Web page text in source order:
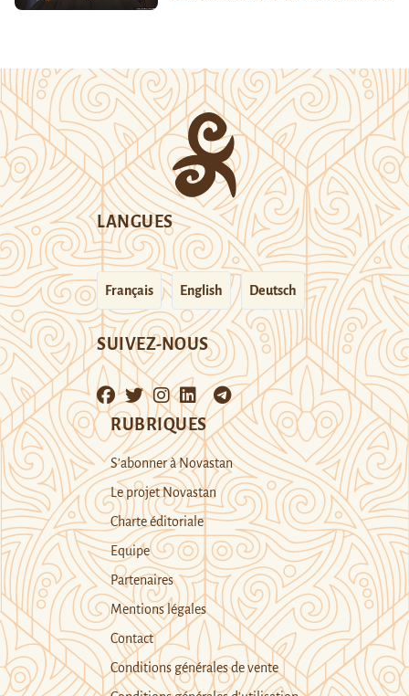
LANGUES
Français English Deutsch
SUIVEZ-NOUS
RUBRIQUES
S’abonner à Novastan
Le projet Novastan
Charte éditoriale
Equipe
Partenaires
Mentions légales
Contact
Conditions générales de vente